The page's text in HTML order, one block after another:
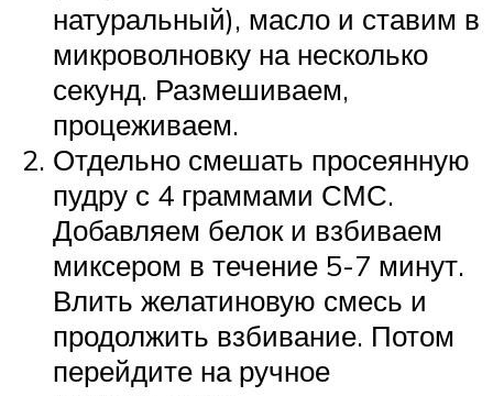
натуральный), масло и ставим в
микроволновку на несколько
секунд. Размешиваем,
процеживаем.
Отдельно смешать просеянную
пудру с 4 граммами СМС.
Добавляем белок и взбиваем
миксером в течение 5-7 минут.
Влить желатиновую смесь и
продолжить взбивание. Потом
перейдите на ручное